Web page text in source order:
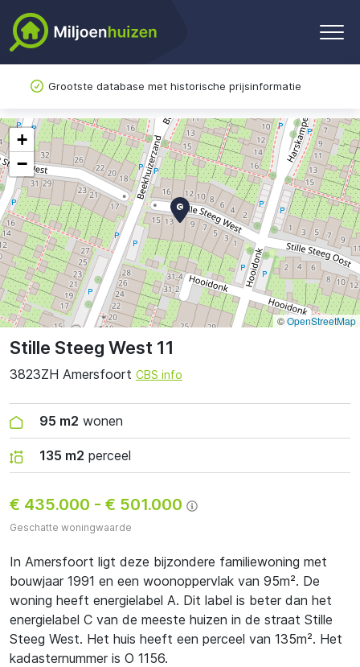
Grootste database met historische prijsinformatie
Stille Steeg West 11
3823ZH Amersfoort CBS info
95 m2 wonen
135 m2 perceel
€ 435.000 - € 501.000
Geschatte woningwaarde
In Amersfoort ligt deze bijzondere familiewoning met
bouwjaar 1991 en een woonoppervlak van 95m². De
woning heeft energielabel A. Dit label is beter dan het
energielabel C van de meeste huizen in de straat Stille
Steeg West. Het huis heeft een perceel van 135m². Het
kadasternummer is O 1156.
+
−
©OpenStreetMap